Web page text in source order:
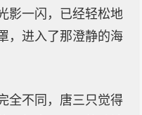
影一闪，已经轻松地
，进入了那澄静的海
全不同，唐三只觉得